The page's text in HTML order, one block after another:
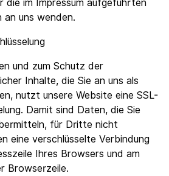
uns wenden.
und zum Schutz der
Inhalte, die Sie an uns als
nutzt unsere Website eine SSL-
Damit sind Daten, die Sie
für Dritte nicht
eine verschlüsselte Verbindung
Ihres Browsers und am
Browserzeile.